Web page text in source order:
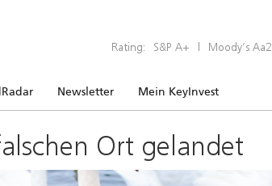
Rating: S&P A+ | Moody’s Aa2
Newsletter Mein KeyInvest
Ort gelandet